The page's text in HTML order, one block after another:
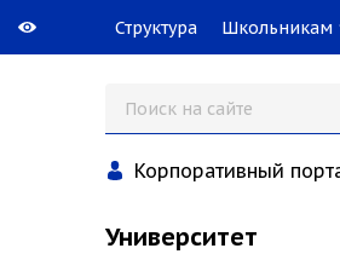
Структура Школьникам
Корпоративный
Университет